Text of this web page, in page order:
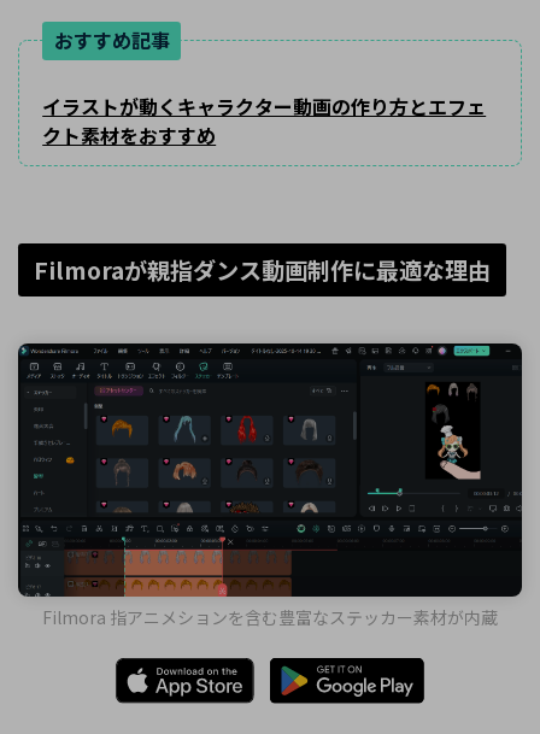
おすすめ記事
イラストが動くキャラクター動画の作り方とエフェ
クト素材をおすすめ
Filmoraが親指ダンス動画制作に最適な理由
Filmora 指アニメションを含む豊富なステッカー素材が内蔵